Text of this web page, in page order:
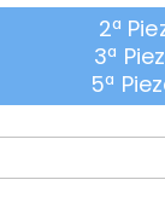
2ª
3ª
5ª